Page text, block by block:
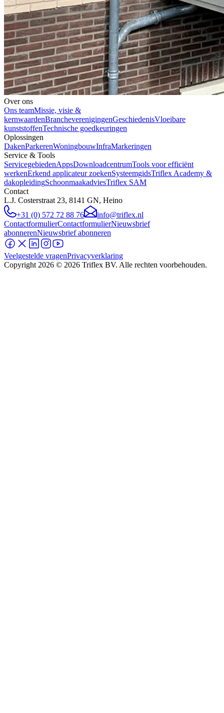
Over ons
Ons teamMissie, visie &
kernwaardenBrancheverenigingenGeschiedenisVloeibare
kunststoffenTechnische goedkeuringen
Oplossingen
DakenParkerenWoningbouwInfraMarkeringen
Service & Tools
ServicegebiedenAppsDownloadcentrumTools voor efficiënt
werkenErkend applicateur zoekenSysteemgidsTriflex Academy &
dakopleidingSchoonmaakadviesTriflex SAM
Contact
L.J. Costerstraat 23, 8141 GN, Heino
+31 (0) 572 72 88 76
info@triflex.nl
ContactformulierContactformulierNieuwsbrief
abonnerenNieuwsbrief abonneren
Veelgestelde vragenPrivacyverklaring
Copyright 2026 © 2026 Triflex BV. Alle rechten voorbehouden.